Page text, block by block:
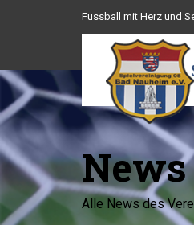
Fussball mit Herz und
News
Alle News des